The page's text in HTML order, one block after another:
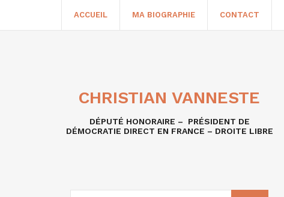
ACCUEIL MA BIOGRAPHIE CONTACT
CHRISTIAN VANNESTE
DÉPUTÉ HONORAIRE – PRÉSIDENT DE
DÉMOCRATIE DIRECT EN FRANCE – DROITE LIBRE